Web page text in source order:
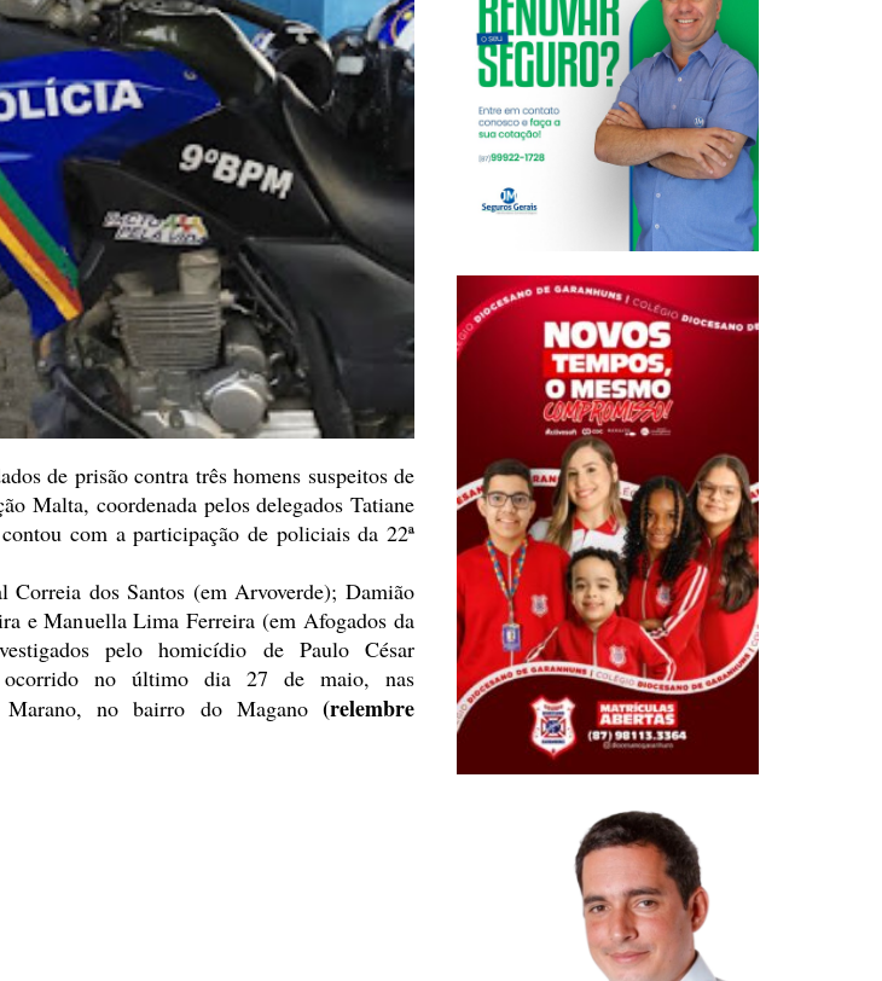
de prisão contra três homens suspeitos de
Malta, coordenada pelos delegados Tatiane
com aparticipação de policiais da 22ª
Correia dos Santos (em Arvoverde); Damião
e ManuellaLima Ferreira (em Afogados da
pelo homicídio de Paulo César
no último dia 27 de maio, nas
Marano, no bairro do Magano (relembre